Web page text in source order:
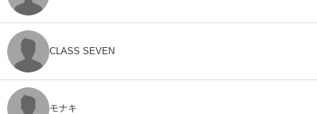
CLASS SEVEN
モナキ